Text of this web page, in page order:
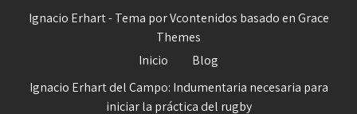
Ignacio Erhart - Tema por Vcontenidos basado en Grace
Themes
Inicio
Blog
Ignacio Erhart del Campo: Indumentaria necesaria para
iniciar la práctica del rugby